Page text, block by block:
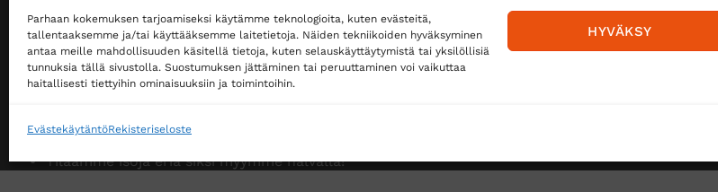
Parhaan kokemuksen tarjoamiseksi käytämme teknologioita, kuten evästeitä,
tallentaaksemme ja/tai käyttääksemme laitetietoja. Näiden tekniikoiden hyväksyminen
antaa meille mahdollisuuden käsitellä tietoja, kuten selauskäyttäytymistä tai yksilöllisiä
tunnuksia tällä sivustolla. Suostumuksen jättäminen tai peruuttaminen voi vaikuttaa
haitallisesti tiettyihin ominaisuuksiin ja toimintoihin.
HYVÄKSY
EvästekäytäntöRekisteriseloste
Ostaminen ei edellytä rekisteröitymistä
Ilmainen toimitus noutopisteeseen yli 200 €
tilauksille!
tilauksille!
Tilaamme isoja eriä siksi myymme halvalla!